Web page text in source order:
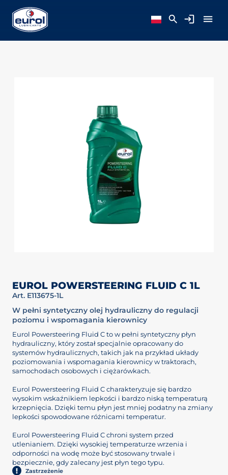
EUROL POWERSTEERING FLUID C 1L
Art. E113675-1L
W pełni syntetyczny olej hydrauliczny do regulacji
poziomu i wspomagania kierownicy
Eurol Powersteering Fluid C to w pełni syntetyczny płyn
hydrauliczny, który został specjalnie opracowany do
systemów hydraulicznych, takich jak na przykład układy
poziomowania i wspomagania kierownicy w traktorach,
samochodach osobowych i ciężarówkach.
Eurol Powersteering Fluid C charakteryzuje się bardzo
wysokim wskaźnikiem lepkości i bardzo niską temperaturą
krzepnięcia. Dzięki temu płyn jest mniej podatny na zmiany
lepkości spowodowane różnicami temperatur.
Eurol Powersteering Fluid C chroni system przed
utlenianiem. Dzięki wysokiej temperaturze wrzenia i
odporności na wodę może być stosowany trwale i
bezpiecznie, gdy zalecany jest płyn tego typu.
Zastrzeżenie